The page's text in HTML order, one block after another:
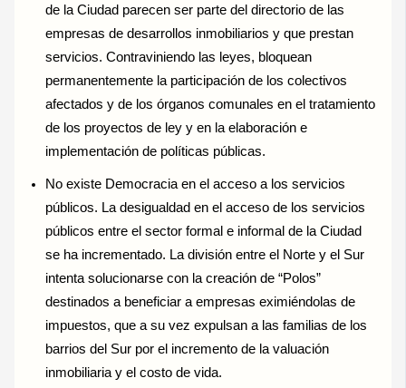
de la Ciudad parecen ser parte del directorio de las
empresas de desarrollos inmobiliarios y que prestan
servicios. Contraviniendo las leyes, bloquean
permanentemente la participación de los colectivos
afectados y de los órganos comunales en el tratamiento
de los proyectos de ley y en la elaboración e
implementación de políticas públicas.
No existe Democracia en el acceso a los servicios
públicos. La desigualdad en el acceso de los servicios
públicos entre el sector formal e informal de la Ciudad
se ha incrementado. La división entre el Norte y el Sur
intenta solucionarse con la creación de “Polos”
destinados a beneficiar a empresas eximiéndolas de
impuestos, que a su vez expulsan a las familias de los
barrios del Sur por el incremento de la valuación
inmobiliaria y el costo de vida.